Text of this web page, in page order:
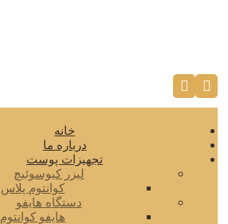
خانه
درباره ما
تجهیزات پوست
لیزر کیوسوئیچ
کوانتوم پلاس
دستگاه هایفو
هایفو کوانتوم